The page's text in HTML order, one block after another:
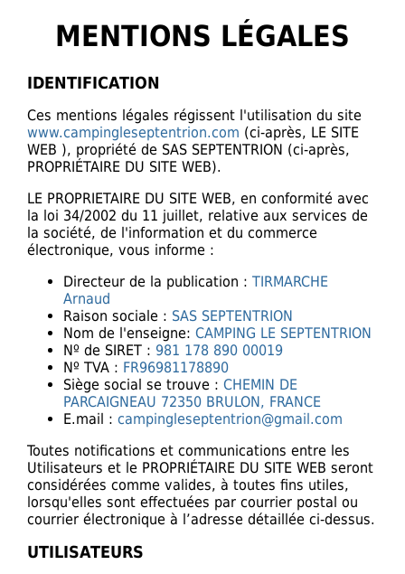
MENTIONS LÉGALES
IDENTIFICATION
Ces mentions légales régissent l'utilisation du site
www.campingleseptentrion.com (ci-après, LE SITE
WEB ), propriété de SAS SEPTENTRION (ci-après,
PROPRIÉTAIRE DU SITE WEB).
LE PROPRIETAIRE DU SITE WEB, en conformité avec
la loi 34/2002 du 11 juillet, relative aux services de
la société, de l'information et du commerce
électronique, vous informe :
Directeur de la publication :TIRMARCHE
Arnaud
Raison sociale : SAS SEPTENTRION
Nom de l'enseigne:CAMPING LE SEPTENTRION
Nº de SIRET : 981 178 890 00019
Nº TVA : FR96981178890
Siège social se trouve :CHEMIN DE
PARCAIGNEAU 72350 BRULON, FRANCE
E.mail :campingleseptentrion@gmail.com
Toutes notifications et communications entre les
Utilisateurs et le PROPRIÉTAIRE DU SITE WEB seront
considérées comme valides, à toutes fins utiles,
lorsqu'elles sont effectuées par courrier postal ou
courrier électronique à l’adresse détaillée ci-dessus.
UTILISATEURS